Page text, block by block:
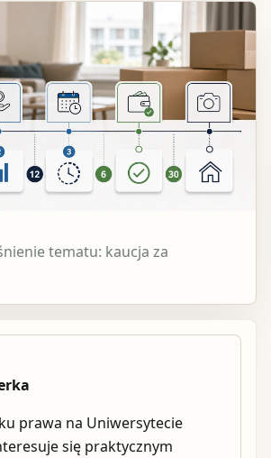
tematu: kaucja za
prawa na Uniwersytecie
się praktycznym